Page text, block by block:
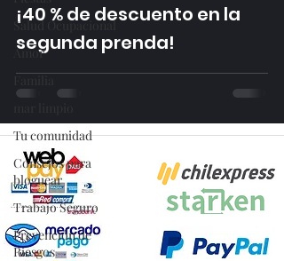
Salud Ocupacional
Amor
Tu comunidad
Consejos para
bloguear
Trabajo Seguro
Prevención de
Riesgos
¡40 % de descuento en la
segunda prenda!